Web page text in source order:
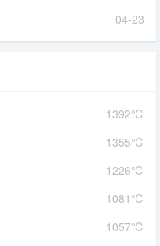
04-23
1392℃
1355℃
1226℃
1081℃
1057℃